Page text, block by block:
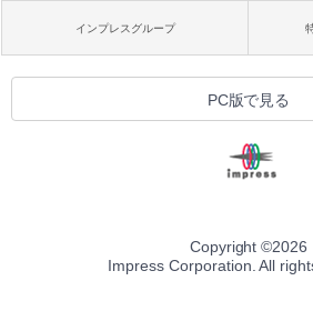
インプレスグループ
PC版で見る
Copyright ©2026
Impress Corporation. All